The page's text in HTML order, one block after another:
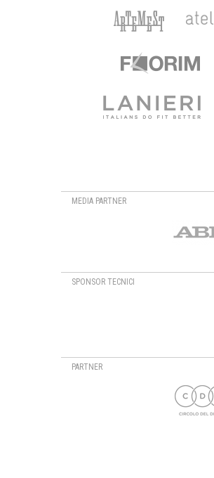
MEDIA PARTNER
SPONSOR TECNICI
PARTNER